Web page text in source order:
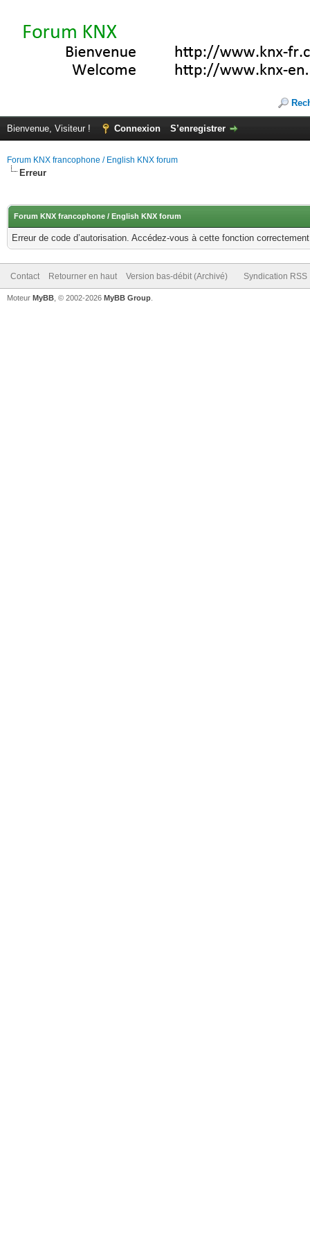
Bienvenue, Visiteur ! Connexion S’enregistrer
Forum KNX francophone / English KNX forum
Erreur
Forum KNX francophone / English KNX forum
Erreur de code d’autorisation. Accédez-vous à cette fonction
Contact Retourner en haut Version bas-débit (Archivé) Syndication RSS
Moteur MyBB , © 2002-2026 MyBB Group